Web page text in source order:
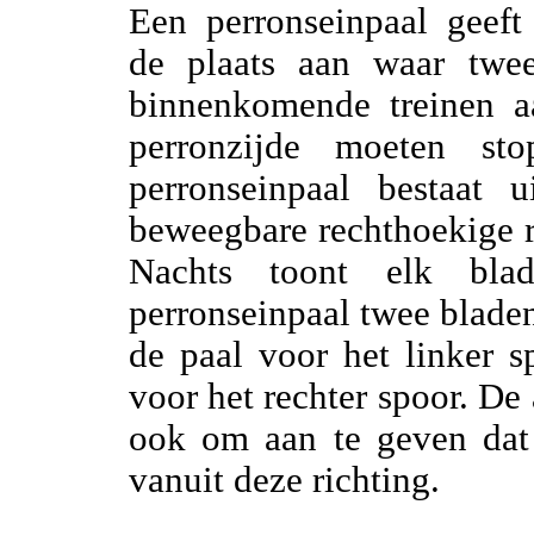
Een perronseinpaal
de plaats aan waar
binnenkomende treinen
perronzijde moeten
perronseinpaal
beweegbare
Nachts toont elk
perronseinpaal twee
de paal voor het linker
voor het rechter spoor.
ook om aan te geven
vanuit deze richting.